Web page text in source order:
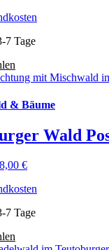
7 Tage
& Bäume
Wald
€
7 Tage